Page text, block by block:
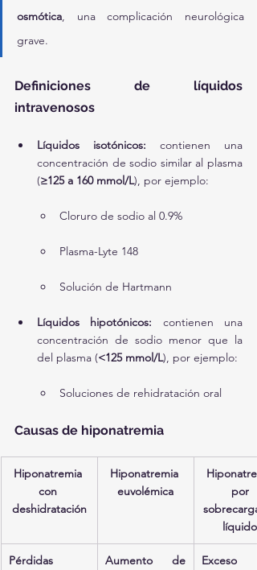
osmótica, una complicación neurológica
grave.
Definiciones de líquidos
intravenosos
Líquidos isotónicos: contienen una
concentración de sodio similar al plasma
(≥125 a 160 mmol/L), por ejemplo:
Cloruro de sodio al 0.9%
Plasma-Lyte 148
Solución de Hartmann
Líquidos hipotónicos: contienen una
concentración de sodio menor que la
del plasma (<125 mmol/L), por ejemplo:
Soluciones de rehidratación oral
Causas de hiponatremia
Hiponatremia
con
deshidratación
Hiponatremia
euvolémica
por
líquidos
Pérdidas
Aumento de
Exceso